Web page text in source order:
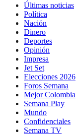
Últimas noticias
Política
Nación
Dinero
Deportes
Opinión
Impresa
Jet Set
Elecciones 2026
Foros Semana
Mejor Colombia
Semana Play
Mundo
Confidenciales
Semana TV